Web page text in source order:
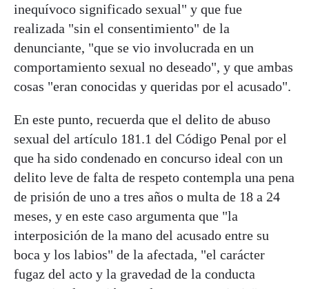
inequívoco significado sexual" y que fue
realizada "sin el consentimiento" de la
denunciante, "que se vio involucrada en un
comportamiento sexual no deseado", y que ambas
cosas "eran conocidas y queridas por el acusado".
En este punto, recuerda que el delito de abuso
sexual del artículo 181.1 del Código Penal por el
que ha sido condenado en concurso ideal con un
delito leve de falta de respeto contempla una pena
de prisión de uno a tres años o multa de 18 a 24
meses, y en este caso argumenta que "la
interposición de la mano del acusado entre su
boca y los labios" de la afectada, "el carácter
fugaz del acto y la gravedad de la conducta